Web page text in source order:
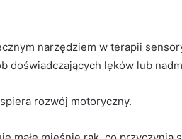
narzędziem w terapii
doświadczających lęków lub
rozwój motoryczny.